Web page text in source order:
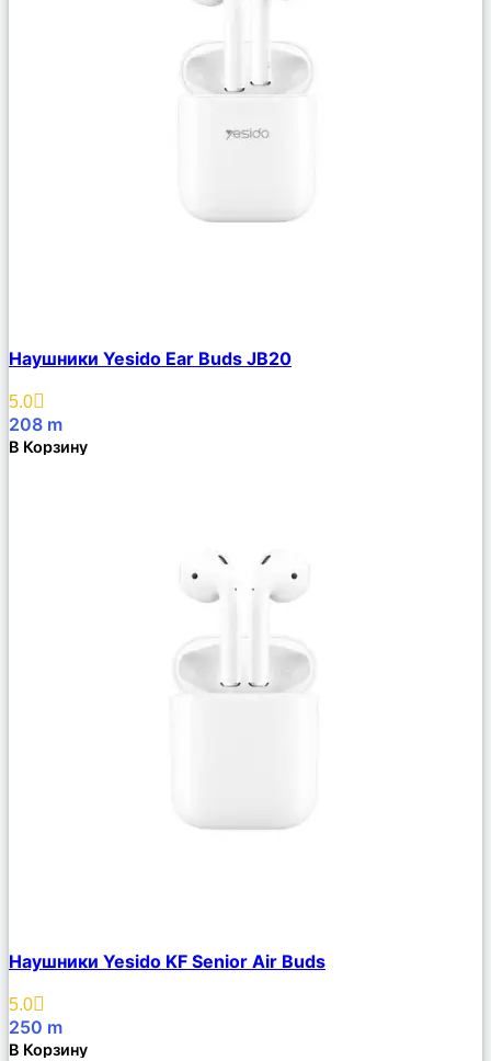
Описание
Избранное
Наушники Yesido Ear Buds JB20
5.0
208 m
В Корзину
Описание
Избранное
Наушники Yesido KF Senior Air Buds
5.0
250 m
В Корзину